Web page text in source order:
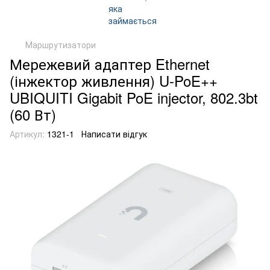
Маршрутизатори
Мережевий адаптер Ethernet
(інжектор живлення) U-PoE++
UBIQUITI Gigabit PoE injector, 802.3bt
(60 Вт)
Артикул: 1321-1 Написати відгук